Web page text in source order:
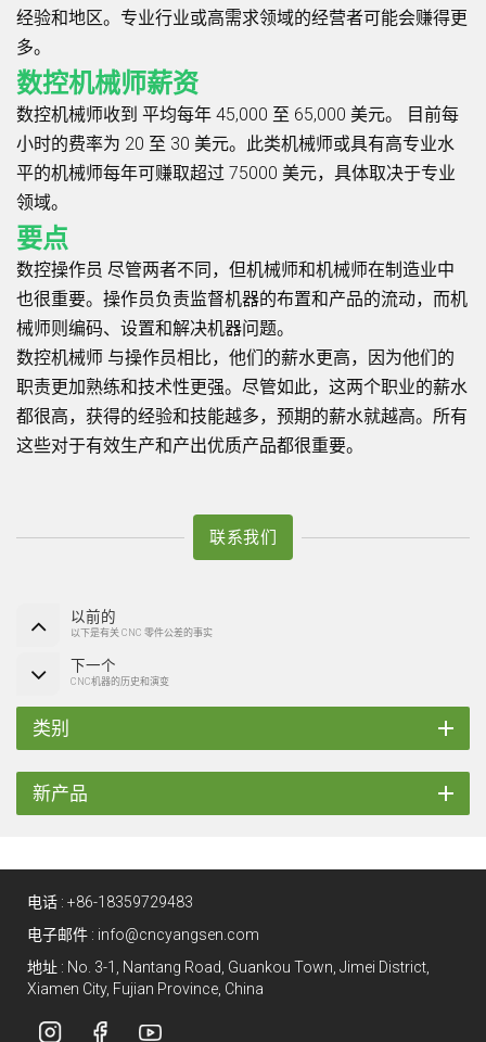
经验和地区。专业行业或高需求领域的经营者可能会赚得更
多。
数控机械师薪资
数控机械师收到 平均每年 45,000 至 65,000 美元。
目前每
小时的费率为 20 至 30 美元。此类机械师或具有高专业水
平的机械师每年可赚取超过 75000 美元，具体取决于专业
领域。
要点
数控操作员 尽管两者不同，但机械师和机械师在制造业中
也很重要。操作员负责监督机器的布置和产品的流动，而机
械师则编码、设置和解决机器问题。
数控机械师 与操作员相比，他们的薪水更高，因为他们的
职责更加熟练和技术性更强。尽管如此，这两个职业的薪水
都很高，获得的经验和技能越多，预期的薪水就越高。所有
这些对于有效生产和产出优质产品都很重要。
联系我们
以前的
以下是有关 CNC 零件公差的事实
下一个
CNC机器的历史和演变
类别
新产品
电话 : +86-18359729483
电子邮件 : info@cncyangsen.com
地址 : No. 3-1, Nantang Road, Guankou Town, Jimei District,
Xiamen City, Fujian Province, China